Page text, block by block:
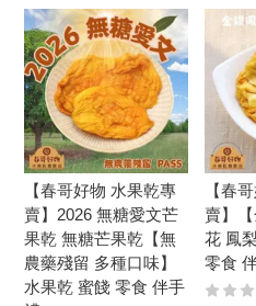
【春哥好物 水果乾專
賣】2026 無糖愛文芒
果乾 無糖芒果乾【無
農藥殘留 多種口味】
水果乾 蜜餞 零食 伴手
【春
賣】
花 鳳
零食